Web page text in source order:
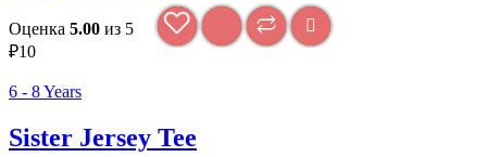
Оценка 5.00 из 5
₽10
6 - 8 Years
Sister Jersey Tee